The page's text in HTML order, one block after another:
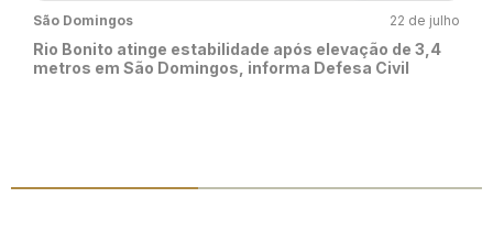
São Domingos 22 de julho
Rio Bonito atinge estabilidade após elevação de 3,4
metros em São Domingos, informa Defesa Civil